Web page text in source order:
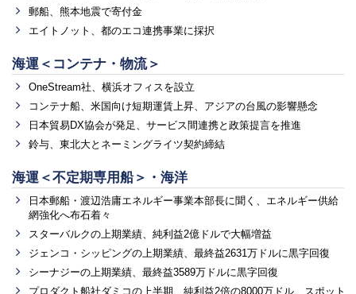
郵船、熊本地震で寄付金
エイトノット、都のエコ連携事業に採択
海運＜コンテナ・物流＞
OneStream社、横浜オフィスを設立
コンテナ船、米国向け短期運賃上昇、アジアの台風の影響懸念
日本貿易DX協会が発足、サービス間連携と政策提言を推進
鈴与、東北大とネーミングライツ契約締結
海運＜不定期専用船＞・海洋
日本郵船・渡辺浩庸エネルギー事業本部長に聞く、エネルギー供給
網強化へ布石着々
スターバルクの上期業績、純利益2億ドルで大幅増益
ジェンコ・シッピングの上期業績、最終益2631万ドルに黒字回復
シーナジーの上期業績、最終益3589万ドルに黒字回復
プロダクト船社ダミコの上半期、純利益2倍の8000万ドル、スポット